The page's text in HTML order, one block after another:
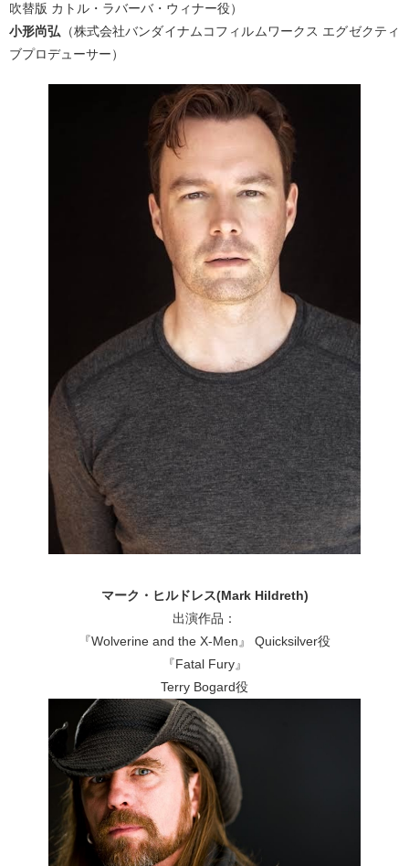
吹替版 カトル・ラバーバ・ウィナー役）
小形尚弘 （株式会社バンダイナムコフィルムワークス エグゼクティ
ブプロデューサー）
マーク・ヒルドレス(Mark Hildreth)
出演作品：
『Wolverine and the X-Men』 Quicksilver役
『Fatal Fury』
Terry Bogard役